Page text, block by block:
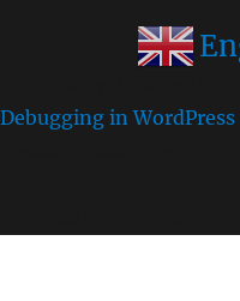
: Function
Debugging in WordPress